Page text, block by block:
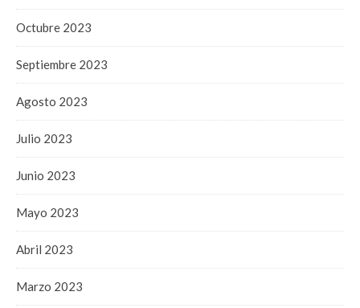
Octubre 2023
Septiembre 2023
Agosto 2023
Julio 2023
Junio 2023
Mayo 2023
Abril 2023
Marzo 2023